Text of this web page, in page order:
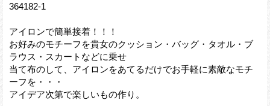
364182-1
アイロンで簡単接着！！！
お好みのモチーフを貴女のクッション・バッグ・タオル・ブ
ラウス・スカートなどに乗せ
当て布のして、アイロンをあてるだけでお手軽に素敵なモチ
ーフを・・・
アイデア次第で楽しいもの作り。